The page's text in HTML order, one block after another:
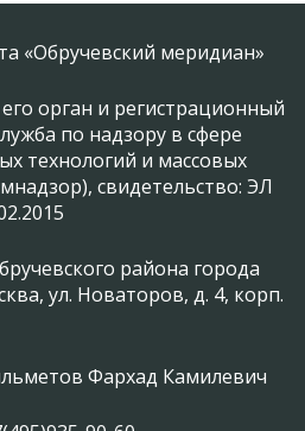
«Обручевский меридиан»
орган и регистрационный
по надзору в сфере
технологий и массовых
свидетельство: ЭЛ
района города
ул. Новаторов, д. 4, корп.
Фархад Камилевич